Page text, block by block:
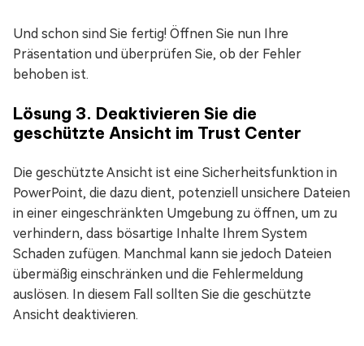
Und schon sind Sie fertig! Öffnen Sie nun Ihre
Präsentation und überprüfen Sie, ob der Fehler
behoben ist.
Lösung 3. Deaktivieren Sie die
geschützte Ansicht im Trust Center
Die geschützte Ansicht ist eine Sicherheitsfunktion in
PowerPoint, die dazu dient, potenziell unsichere Dateien
in einer eingeschränkten Umgebung zu öffnen, um zu
verhindern, dass bösartige Inhalte Ihrem System
Schaden zufügen. Manchmal kann sie jedoch Dateien
übermäßig einschränken und die Fehlermeldung
auslösen. In diesem Fall sollten Sie die geschützte
Ansicht deaktivieren.